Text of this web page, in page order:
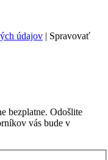
údajov | Spravovať
bezplatne. Odošlite
vás bude v